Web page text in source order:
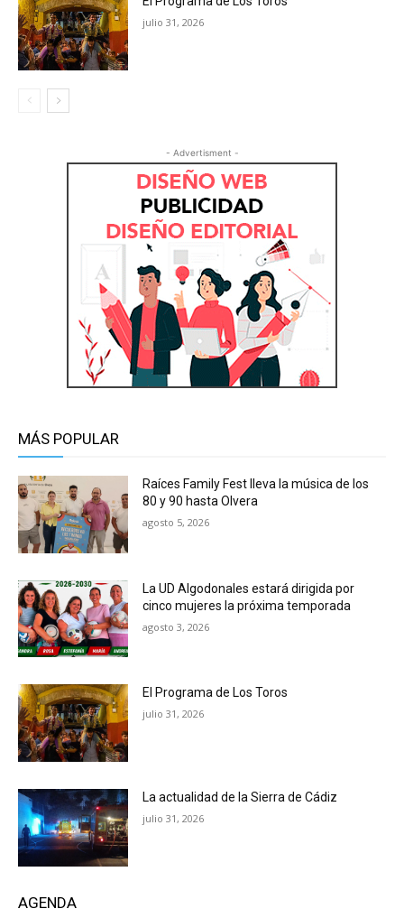
julio 31, 2026
- Advertisment -
MÁS POPULAR
Raíces Family Fest lleva la música de los
80 y 90 hasta Olvera
agosto 5, 2026
La UD Algodonales estará dirigida por
cinco mujeres la próxima temporada
agosto 3, 2026
El Programa de Los Toros
julio 31, 2026
La actualidad de la Sierra de Cádiz
julio 31, 2026
AGENDA